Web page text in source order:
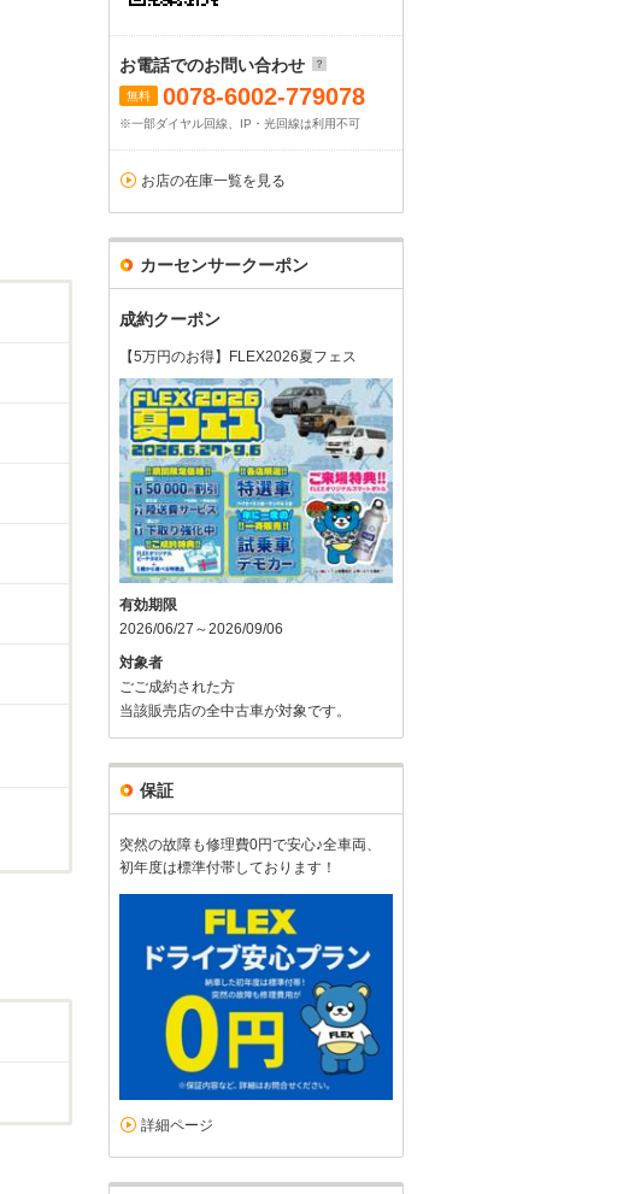
お電話でのお問い合わせ
無料 0078-6002-779078
※一部ダイヤル回線、IP・光回線は利用不可
お店の在庫一覧を見る
カーセンサークーポン
成約クーポン
【5万円のお得】FLEX2026夏フェス
有効期限
2026/06/27～2026/09/06
対象者
ごご成約された方
当該販売店の全中古車が対象です。
保証
突然の故障も修理費0円で安心♪全車両、
初年度は標準付帯しております！
詳細ページ